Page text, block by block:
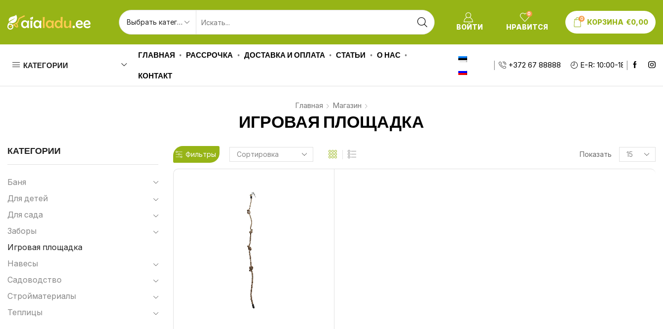
ВОЙТИ
0
НРАВИТСЯ
0 КОРЗИНА €0,00
КАТЕГОРИИ
ГЛАВНАЯ РАССРОЧКА ДОСТАВКА И ОПЛАТА СТАТЬИ О НАС
КОНТАКТ
+372 67 88888 E-R: 10:00-18:00
Главная Магазин
ИГРОВАЯ ПЛОЩАДКА
Фильтры Показать
КАТЕГОРИИ
Баня
Для детей
Для сада
Заборы
Игровая площадка
Навесы
Садоводство
Стройматериалы
Теплицы